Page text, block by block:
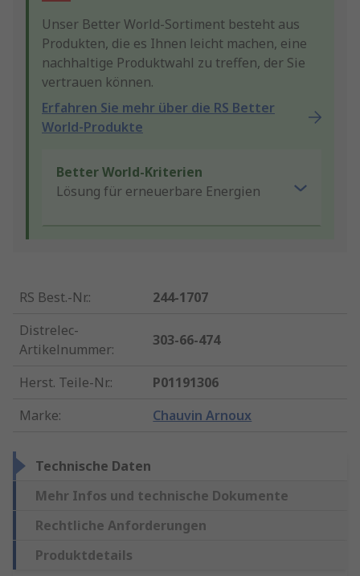
Unser Better World-Sortiment besteht aus
Produkten, die es Ihnen leicht machen, eine
nachhaltige Produktwahl zu treffen, der Sie
vertrauen können.
Erfahren Sie mehr über die RS Better
World-Produkte
Better World-Kriterien
Lösung für erneuerbare Energien
RS Best.-Nr.:
244-1707
Distrelec-
Artikelnummer:
303-66-474
Herst. Teile-Nr.:
P01191306
Marke: Chauvin Arnoux
Technische Daten
Mehr Infos und technische Dokumente
Rechtliche Anforderungen
Produktdetails